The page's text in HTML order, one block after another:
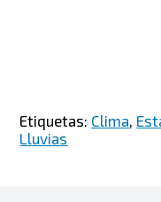
Etiquetas: Clima,
Lluvias